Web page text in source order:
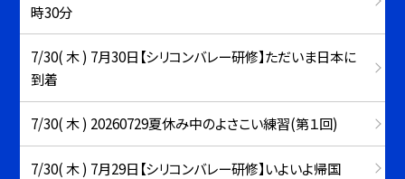
時30分
7/30( 木 ) 7月30日【シリコンバレー研修】ただいま日本に
到着
7/30( 木 ) 20260729夏休み中のよさこい練習(第１回)
7/30( 木 ) 7月29日【シリコンバレー研修】いよいよ帰国